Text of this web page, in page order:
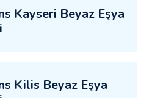
Kayseri Beyaz Eşya
Kilis Beyaz Eşya